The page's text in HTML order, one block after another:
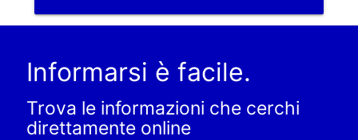
Informarsi è facile.
Trova le informazioni che cerchi
direttamente online